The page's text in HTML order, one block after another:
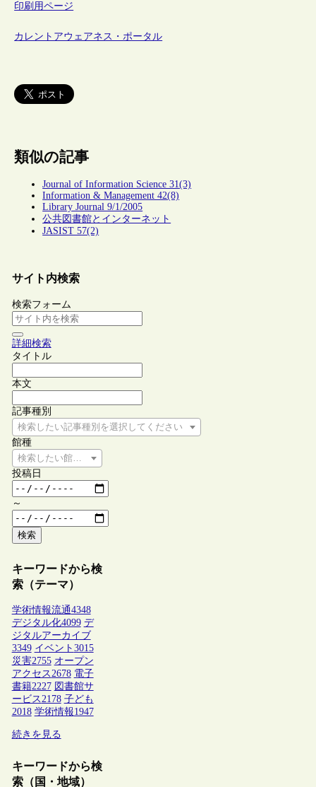
印刷用ページ
カレントアウェアネス・ポータル
類似の記事
Journal of Information Science 31(3)
Information & Management 42(8)
Library Journal 9/1/2005
公共図書館とインターネット
JASIST 57(2)
サイト内検索
検索フォーム
詳細検索
タイトル
本文
記事種別
検索したい記事種別を選択してください
館種
検索したい館種を選択してください
投稿日
～
検索
キーワードから検
索（テーマ）
学術情報流通4348
デジタル化4099 デ
ジタルアーカイブ
3349 イベント 3015
災害2755 オープン
アクセス2678 電子
書籍2227 図書館サ
ービス2178 子ども
2018 学術情報1947
続きを見る
キーワードから検
索（国・地域）